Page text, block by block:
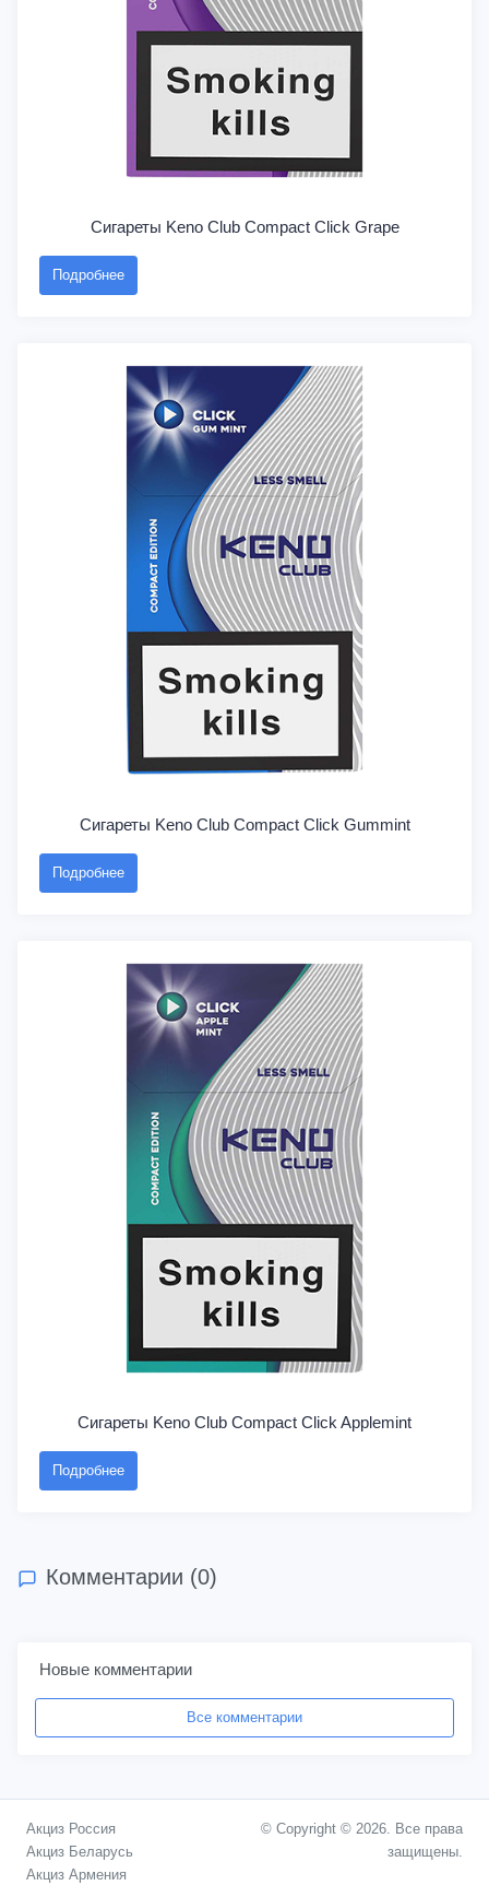
Сигареты Keno Club Compact Click Grape
Подробнее
Сигареты Keno Club Compact Click Gummint
Подробнее
Сигареты Keno Club Compact Click Applemint
Подробнее
Комментарии (0)
Новые комментарии
Все комментарии
Акциз Россия
Акциз Беларусь
Акциз Армения
© Copyright © 2026. Все права
защищены.